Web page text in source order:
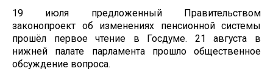
19 июля предложенный Правительством
законопроект об изменениях пенсионной системы
прошёл первое чтение в Госдуме. 21 августа в
нижней палате парламента прошло общественное
обсуждение вопроса.